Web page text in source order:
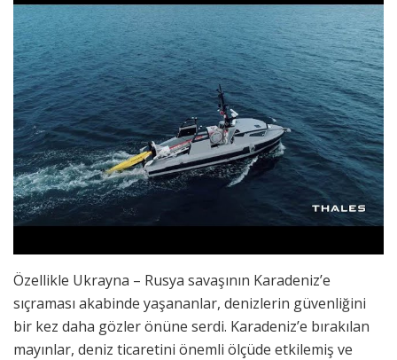
Özellikle Ukrayna – Rusya savaşının Karadeniz’e
sıçraması akabinde yaşananlar, denizlerin güvenliğini
bir kez daha gözler önüne serdi. Karadeniz’e bırakılan
mayınlar, deniz ticaretini önemli ölçüde etkilemiş ve